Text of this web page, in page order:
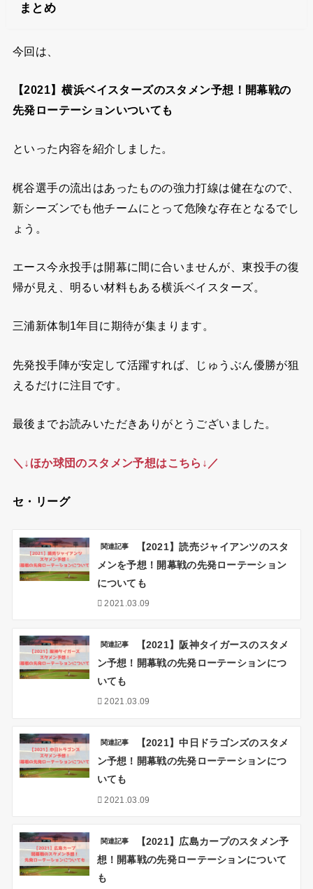
まとめ
今回は、
【2021】横浜ベイスターズのスタメン予想！開幕戦の
先発ローテーションいついても
といった内容を紹介しました。
梶谷選手の流出はあったものの強力打線は健在なので、
新シーズンでも他チームにとって危険な存在となるでし
ょう。
エース今永投手は開幕に間に合いませんが、東投手の復
帰が見え、明るい材料もある横浜ベイスターズ。
三浦新体制1年目に期待が集まります。
先発投手陣が安定して活躍すれば、じゅうぶん優勝が狙
えるだけに注目です。
最後までお読みいただきありがとうございました。
＼↓ほか球団のスタメン予想はこちら↓／
セ・リーグ
関連記事
【2021】読売ジャイアンツのスタ
メンを予想！開幕戦の先発ローテーション
についても
2021.03.09
関連記事
【2021】阪神タイガースのスタメ
ン予想！開幕戦の先発ローテーションにつ
いても
2021.03.09
関連記事
【2021】中日ドラゴンズのスタメ
ン予想！開幕戦の先発ローテーションにつ
いても
2021.03.09
関連記事
【2021】広島カープのスタメン予
想！開幕戦の先発ローテーションについて
も